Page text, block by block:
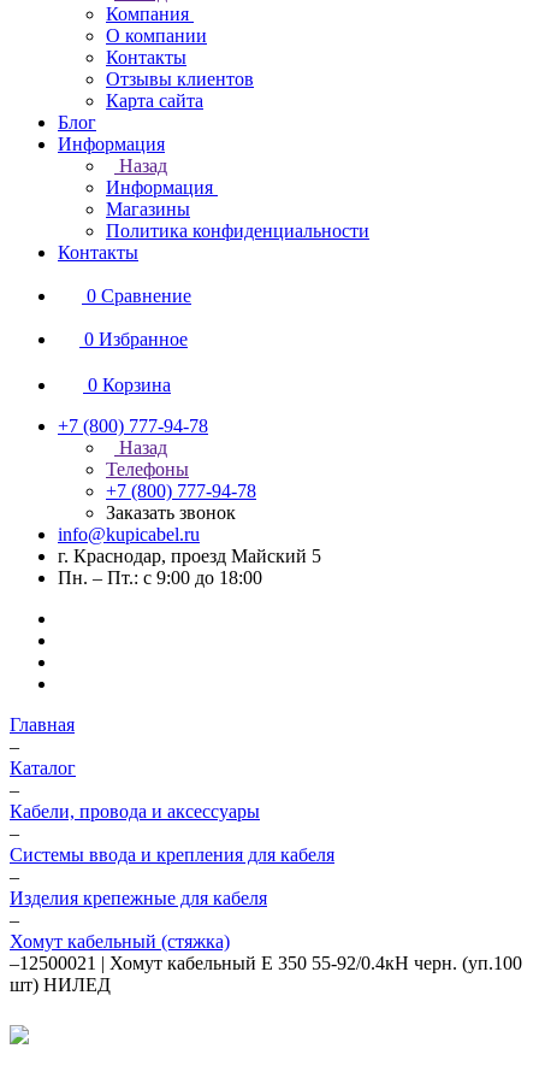
Компания
О компании
Контакты
Отзывы клиентов
Карта сайта
Блог
Информация
Назад
Информация
Магазины
Политика конфиденциальности
Контакты
0 Сравнение
0 Избранное
0 Корзина
+7 (800) 777-94-78
Назад
Телефоны
+7 (800) 777-94-78
Заказать звонок
info@kupicabel.ru
г. Краснодар, проезд Майский 5
Пн. – Пт.: с 9:00 до 18:00
Главная
–
Каталог
–
Кабели, провода и аксессуары
–
Системы ввода и крепления для кабеля
–
Изделия крепежные для кабеля
–
Хомут кабельный (стяжка)
–12500021 | Хомут кабельный E 350 55-92/0.4кН черн. (уп.100
шт) НИЛЕД